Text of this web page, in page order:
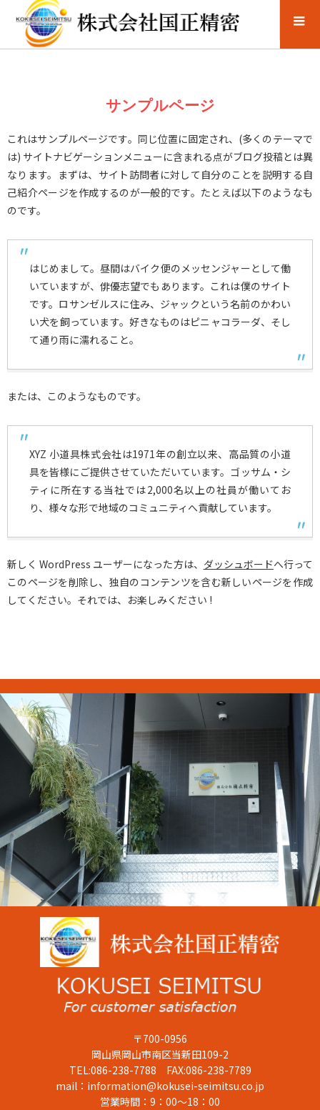
サンプルページ
これはサンプルページです。同じ位置に固定され、(多くのテーマで
は) サイトナビゲーションメニューに含まれる点がブログ投稿とは異
なります。まずは、サイト訪問者に対して自分のことを説明する自
己紹介ページを作成するのが一般的です。たとえば以下のようなも
のです。
はじめまして。昼間はバイク便のメッセンジャーとして働
いていますが、俳優志望でもあります。これは僕のサイト
です。ロサンゼルスに住み、ジャックという名前のかわい
い犬を飼っています。好きなものはピニャコラーダ、そし
て通り雨に濡れること。
または、このようなものです。
XYZ 小道具株式会社は1971年の創立以来、高品質の小道
具を皆様にご提供させていただいています。ゴッサム・シ
ティに所在する当社では2,000名以上の社員が働いてお
り、様々な形で地域のコミュニティへ貢献しています。
新しく WordPress ユーザーになった方は、 ダッシュボードへ行って
このページを削除し、独自のコンテンツを含む新しいページを作成
してください。それでは、お楽しみください !
〒700-0956
岡山県岡山市南区当新田109-2
TEL:086-238-7788 FAX:086-238-7789
mail：information@kokusei-seimitsu.co.jp
営業時間：9：00～18：00